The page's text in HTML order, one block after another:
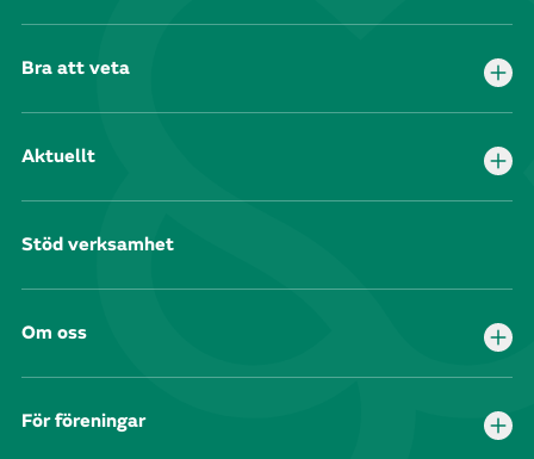
Bra att veta
Aktuellt
Stöd verksamhet
Om oss
För föreningar